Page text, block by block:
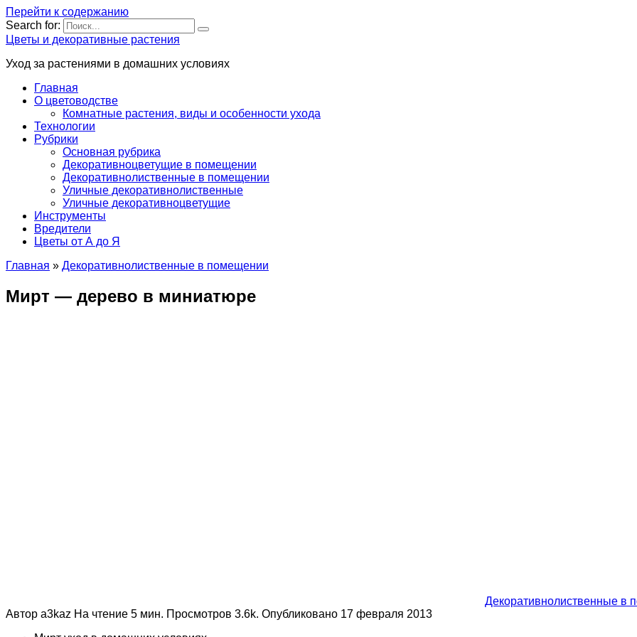
Перейти к содержанию
Search for:
Цветы и декоративные растения
Уход за растениями в домашних условиях
Главная
О цветоводстве
Комнатные растения, виды и особенности ухода
Технологии
Рубрики
Основная рубрика
Декоративноцветущие в помещении
Декоративнолиственные в помещении
Уличные декоративнолиственные
Уличные декоративноцветущие
Инструменты
Вредители
Цветы от А до Я
Главная » Декоративнолиственные в помещении
Мирт — дерево в миниатюре
Декоративнолиственные в
Автор a3kaz На чтение 5 мин. Просмотров 3.6k. Опубликовано 17 февраля 2013